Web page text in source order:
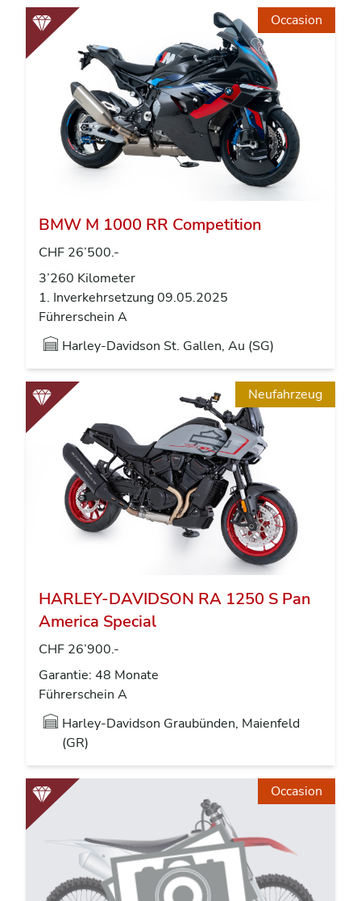
Occasion
BMW M 1000 RR Competition
CHF 26’500.-
3’260 Kilometer
1. Inverkehrsetzung 09.05.2025
Führerschein A
Harley-Davidson St. Gallen, Au (SG)
Neufahrzeug
HARLEY-DAVIDSON RA 1250 S Pan
America Special
CHF 26’900.-
Garantie: 48 Monate
Führerschein A
Harley-Davidson Graubünden, Maienfeld
(GR)
Occasion